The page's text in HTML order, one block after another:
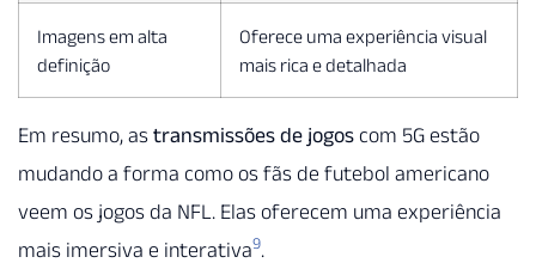
Imagens em alta
definição
Oferece uma experiência visual
mais rica e detalhada
Em resumo, as transmissões de jogos com 5G estão
mudando a forma como os fãs de futebol americano
veem os jogos da NFL. Elas oferecem uma experiência
mais imersiva e interativa9.